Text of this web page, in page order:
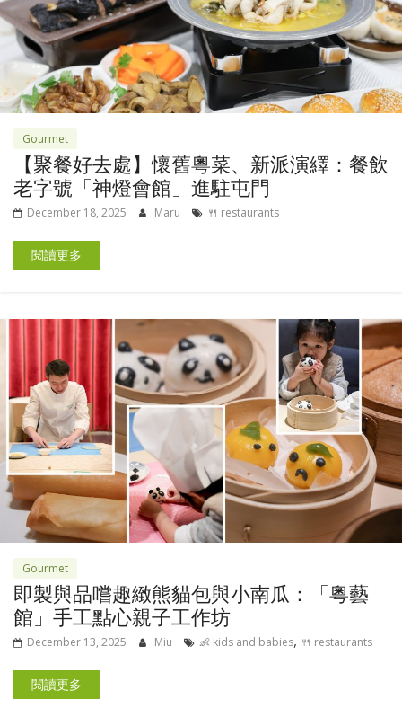
Gourmet
【聚餐好去處】懷舊粵菜、新派演繹：餐飲
老字號「神燈會館」進駐屯門
December 18, 2025 Maru 🍴 restaurants
閱讀更多
Gourmet
即製與品嚐趣緻熊貓包與小南瓜：「粵藝
館」手工點心親子工作坊
December 13, 2025 Miu 👶 kids and babies, 🍴 restaurants
閱讀更多